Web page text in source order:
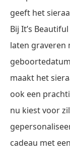
geeft het
Bij It’s
laten graveren
maakt het
ook een
nu kiest voor
cadeau met